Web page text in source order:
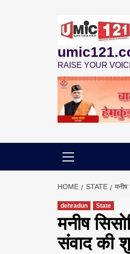
RAISE YOUR
HOME STATE मनीष
dehradun State
मनीष
संवाद की